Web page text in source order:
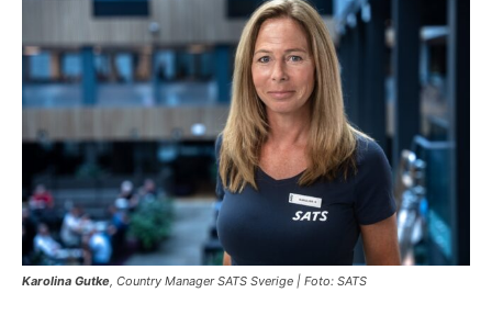
Karolina Gutke, Country Manager SATS Sverige | Foto: SATS